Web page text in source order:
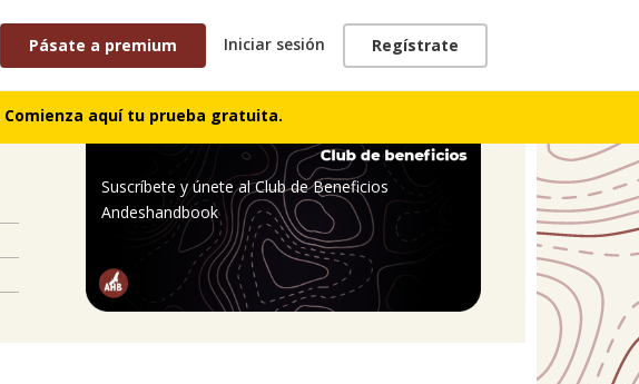
Pásate a premium Iniciar sesión Regístrate
Comienza aquí tu prueba gratuita.
Suscríbete y únete al Club de Beneficios
Andeshandbook